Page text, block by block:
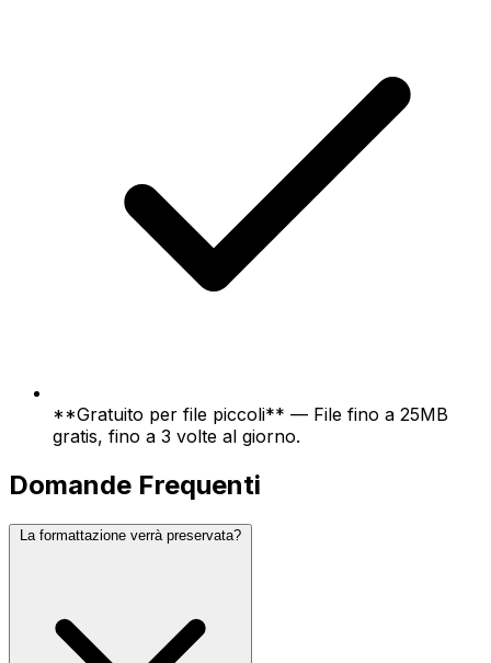
**Gratuito per file piccoli** — File fino a 25MB
gratis, fino a 3 volte al giorno.
Domande Frequenti
La formattazione verrà preservata?